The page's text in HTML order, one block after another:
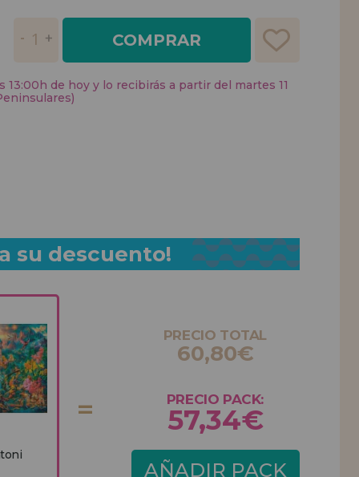
COMPRAR
13:00h de hoy y lo recibirás a partir del martes 11
su descuento!
PRECIO TOTAL
60,80€
PRECIO PACK:
57,34€
AÑADIR PACK